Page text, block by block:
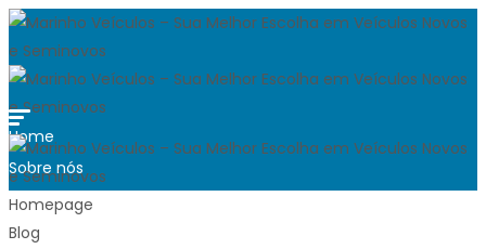
Home
Sobre nós
FAQ
Blog
Homepage
Blog